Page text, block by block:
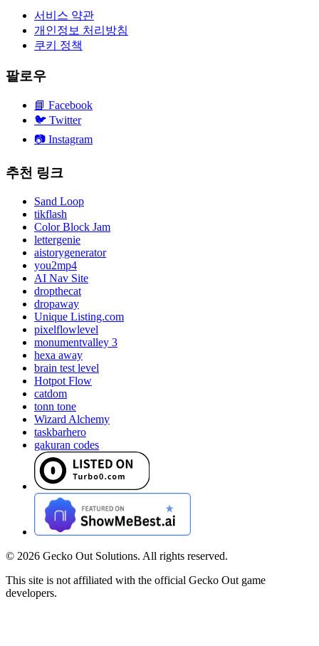
서비스 약관
개인정보 처리방침
쿠키 정책
팔로우
📘 Facebook
🐦 Twitter
📷 Instagram
추천 링크
Sand Loop
tikflash
Color Block Jam
lettergenie
aistorygenerator
you2mp4
AI Nav Site
dropthecat
dropaway
Unique Listing.com
pixelflowlevel
monumentvalley 3
hexa away
brain test level
Hotpot Flow
catdom
tonn tone
Wizard Alchemy
taskbarhero
gakuran codes
© 2026 Gecko Out Solutions. All rights reserved.
This site is not affiliated with the official Gecko Out game
developers.